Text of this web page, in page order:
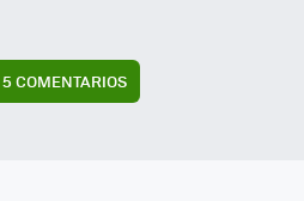
5 COMENTARIOS